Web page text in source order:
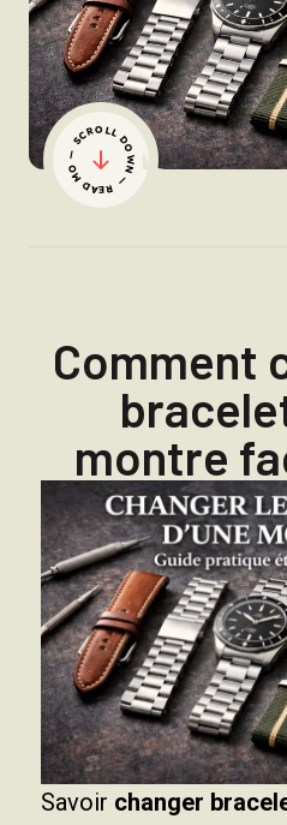
— SCROLL DOWN — READ MORE
Comment
montre
Savoir changer